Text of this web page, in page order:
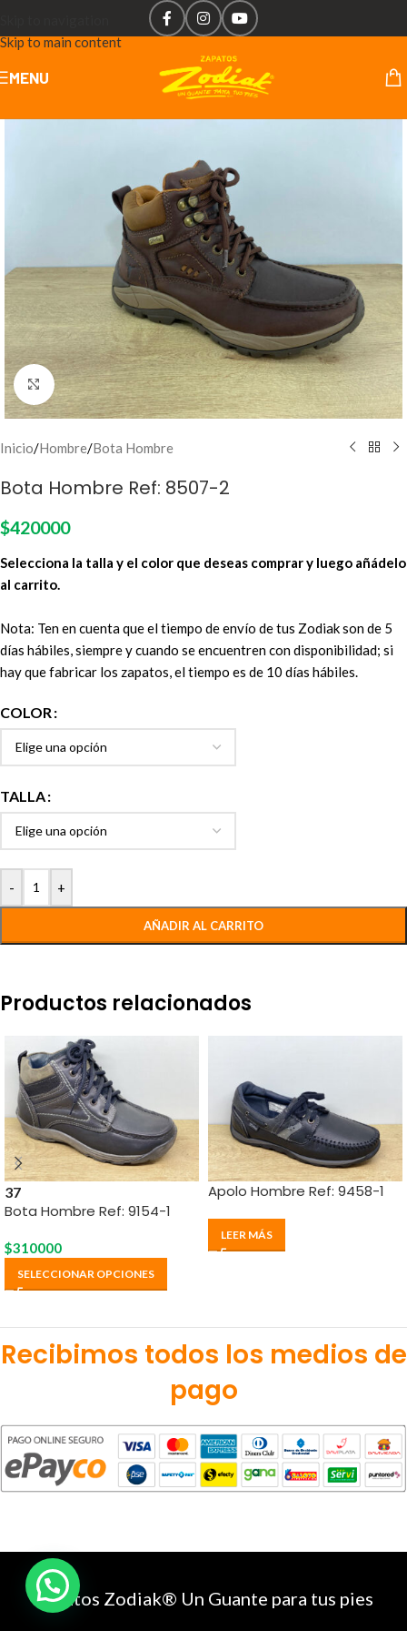
Skip to main content
MENU
Click to enlarge
Inicio/Hombre/Bota Hombre
Bota Hombre Ref: 8507-2
$420000
Selecciona la talla y el color que deseas comprar y luego añádelo
al carrito.
Nota: Ten en cuenta que el tiempo de envío de tus Zodiak son de 5
días hábiles, siempre y cuando se encuentren con disponibilidad; si
hay que fabricar los zapatos, el tiempo es de 10 días hábiles.
COLOR
TALLA
- +
AÑADIR AL CARRITO
Productos relacionados
37
Bota Hombre Ref: 9154-1
$310000
SELECCIONAR OPCIONES
Apolo Hombre Ref: 9458-1
LEER MÁS
Recibimos todos los medios de
pago
Zapatos Zodiak® Un Guante para tus pies